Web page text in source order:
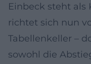
Einbeck steht als
richtet sich nun
Tabellenkeller –
sowohl die